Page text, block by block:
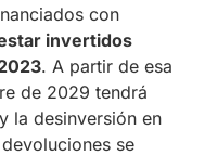
con
invertidos
. A partir de esa
de 2029 tendrá
la desinversión en
se